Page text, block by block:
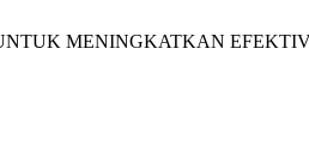
MENINGKATKAN